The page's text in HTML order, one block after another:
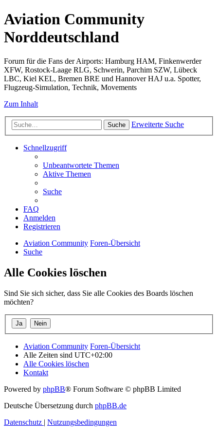
Aviation Community
Norddeutschland
Forum für die Fans der Airports: Hamburg HAM, Finkenwerder
XFW, Rostock-Laage RLG, Schwerin, Parchim SZW, Lübeck
LBC, Kiel KEL, Bremen BRE und Hannover HAJ u.a. Spotter,
Flugzeug-Simulation, Technik, Movements
Zum Inhalt
Suche Erweiterte Suche
Schnellzugriff
Unbeantwortete Themen
Aktive Themen
Suche
FAQ
Anmelden
Registrieren
Aviation Community Foren-Übersicht
Suche
Alle Cookies löschen
Sind Sie sich sicher, dass Sie alle Cookies des Boards löschen
möchten?
Aviation Community Foren-Übersicht
Alle Zeiten sind UTC+02:00
Alle Cookies löschen
Kontakt
Powered by phpBB® Forum Software © phpBB Limited
Deutsche Übersetzung durch phpBB.de
Datenschutz | Nutzungsbedingungen